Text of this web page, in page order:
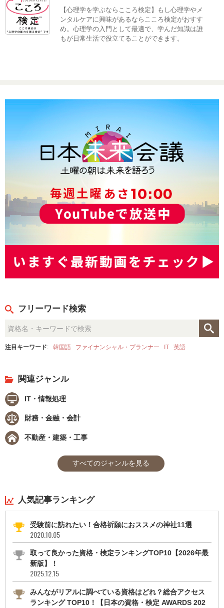
【心理学を学ぶならこころ検定】もし心理学やメ
ンタルケアに興味があるならこころ検定がおすす
め。心理学の入門として最適で、学んだ知識は誰
もが日常生活で役立てることができます。
フリーワード検索
注目キーワード: 韓国語 ファイナンシャル・プランナー IT 英語
関連ジャンル
IT・情報処理
財務・金融・会計
不動産・建築・工事
すべてのジャンルを見る
人気記事ランキング
受験前に訪れたい！合格祈願におススメの神社11選
2020.10.05
取って良かった資格・検定ランキングTOP10【2026年最
新版】！
2025.12.15
みんながリアルに調べている資格はどれ？総合アクセス
ランキング TOP10！【日本の資格・検定 AWARDS 202